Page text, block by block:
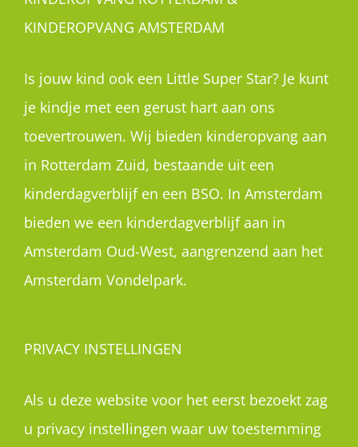
KINDEROPVANG AMSTERDAM
Is jouw kind ook een Little Super Star? Je kunt
je kindje met een gerust hart aan ons
toevertrouwen. Wij bieden kinderopvang aan
in Rotterdam Zuid, bestaande uit een
kinderdagverblijf en een BSO. In Amsterdam
bieden we een kinderdagverblijf aan in
Amsterdam Oud-West, aangrenzend aan het
Amsterdam Vondelpark.
PRIVACY INSTELLINGEN
Als u deze website voor het eerst bezoekt zag
u privacy instellingen waar uw toestemming